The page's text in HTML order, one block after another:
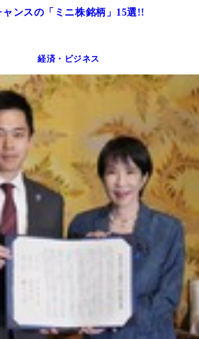
ンスの「ミニ株銘柄」15選!!
経済・ビジネス